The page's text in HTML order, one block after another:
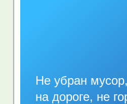
Не убран
на дороге, не